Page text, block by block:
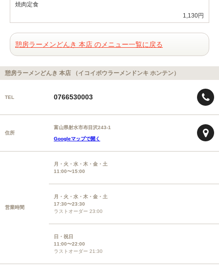
焼肉定食
1,130円
憩房ラーメンどんき 本店 のメニュー一覧に戻る
憩房ラーメンどんき 本店 （イコイボウラーメンドンキ ホンテン）
TEL 0766530003
住所
富山県射水市布目沢243-1
Googleマップで開く
営業時間
月・火・水・木・金・土
11:00〜15:00
月・火・水・木・金・土
17:30〜23:30
ラストオーダー 23:00
日・祝日
11:00〜22:00
ラストオーダー 21:30